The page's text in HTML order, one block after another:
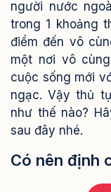
người nước
trong 1 khoảng
điểm đến vô
một nơi vô
cuộc sống mới
ngạc. Vậy thủ
như thế nào?
sau đây nhé.
Có nên định